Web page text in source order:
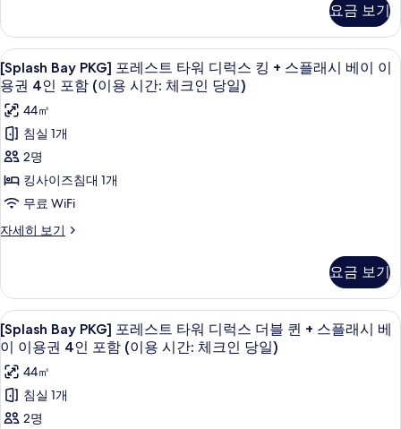
당
회
이
용
가
능
사
진
모
기
자
세
히
보
기
크
인
당
일)
사
진
모
두
보
기
당
일)
자
세
히
보
기
(2pm~8pm)
사
진
모
두
보
기
권
(2pm~8pm)
자
세
히
보
기
더
블
퀸
+
스
플
래
시
베
이
권
(2pm~8pm)
사
진
모
두
타
워
디
럭
스
더
블
퀸
+
스
래
시
베
용
(2pm~8pm)
자
세
히
보
기
요금 보기
[Splash
Bay
PKG]
포
레
스
트
타
워
럭
스
킹
+
스
플
래
오리/거위털 이불, 미니바, 객실 내 금
6
[Splash Bay PKG] 포레스트 타워 디럭스 킹 + 스플래시 베이 이
용권 4인 포함 (이용 시간: 체크인 당일)
44㎡
침실 1개
2명
킹사이즈침대 1개
무료 WiFi
자세히 보기
[Splash
레
스
트
타
워
디
럭
스
킹
요금 보기
[Splash
Bay
PKG]
포
레
오리/거위털 이불, 미니바, 객실 내 금
6
[Splash Bay PKG] 포레스트 타워 디럭스 더블 퀸 + 스플래시 베
이 이용권 4인 포함 (이용 시간: 체크인 당일)
44㎡
침실 1개
2명